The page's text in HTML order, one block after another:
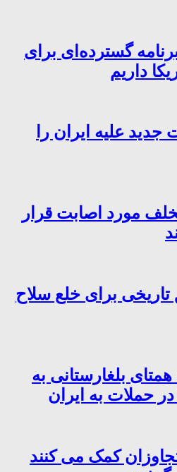
گسترده‌ای برای
داریم
علیه ایران را
مورد اصابت قرار
برای خلع سلاح
بلغارستانی به
حملات به ایران
کمک می کنند